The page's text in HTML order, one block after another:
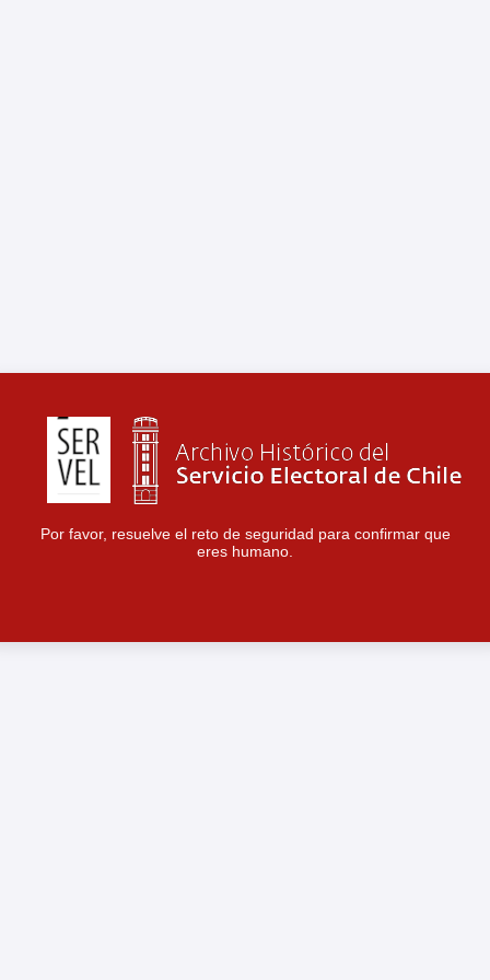
Por favor, resuelve el reto de seguridad para confirmar que
eres humano.